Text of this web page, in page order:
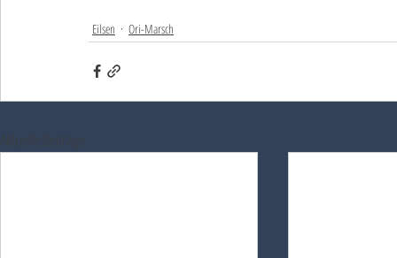
Eilsen Ori-Marsch
Aktuelle Beiträge